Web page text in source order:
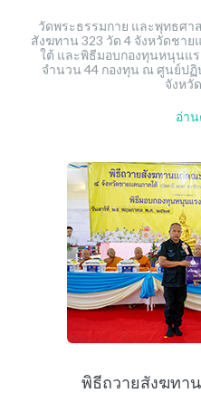
วัดพระธรรมกาย และพุทธศ
สังฆทาน 323 วัด 4 จังหวัดชา
ใต้ และพิธีมอบกองทุนหนุนแร
จำนวน 44 กองทุน ณ ศูนย์ปฏิ
จังหวั
อ่า
พิธีถวายสังฆทาน